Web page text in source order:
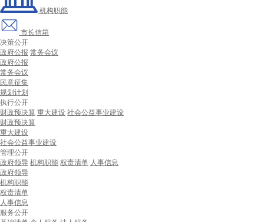
机构职能
市长信箱
决策公开
政府公报 常务会议
政府公报
常务会议
民意征集
规划计划
执行公开
财政预决算 重大建设 社会公益事业建设
财政预决算
重大建设
社会公益事业建设
管理公开
政府领导 机构职能 权责清单 人事信息
政府领导
机构职能
权责清单
人事信息
服务公开